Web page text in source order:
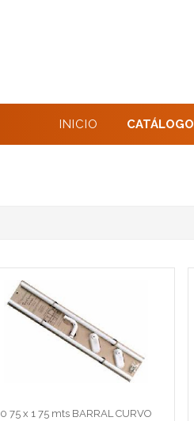
INICIO CATÁLOGO
0 75 x 1 75 mts BARRAL CURVO